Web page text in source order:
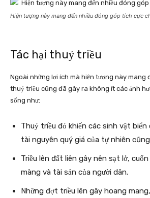
Hiện tượng này mang đến nhiều đóng góp tích cực
Tác hại thuỷ triều
Ngoài những lợi ích mà hiện tượng này mang
thuỷ triều cũng đã gây ra không ít các ảnh
sống như:
Thuỷ triều đỏ khiến các sinh vật
tài nguyên quý giá của tự nhiên
Triều lên đất liên gây nên sạt lở,
màng và tài sản của người dân.
Những đợt triều lên gây hoang